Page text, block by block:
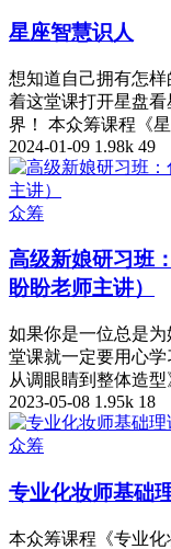
星座智慧识人
想知道自己拥有怎
着这堂课打开星盘
界！ 本众筹课程《
2024-01-09 1.98k 49
众筹
高级新娘研习班
盼盼老师主讲）
如果你是一位总是
堂课就一定要用心学
从调眼睛到整体造
2023-05-08 1.95k 18
众筹
专业化妆师基础
本众筹课程《专业化